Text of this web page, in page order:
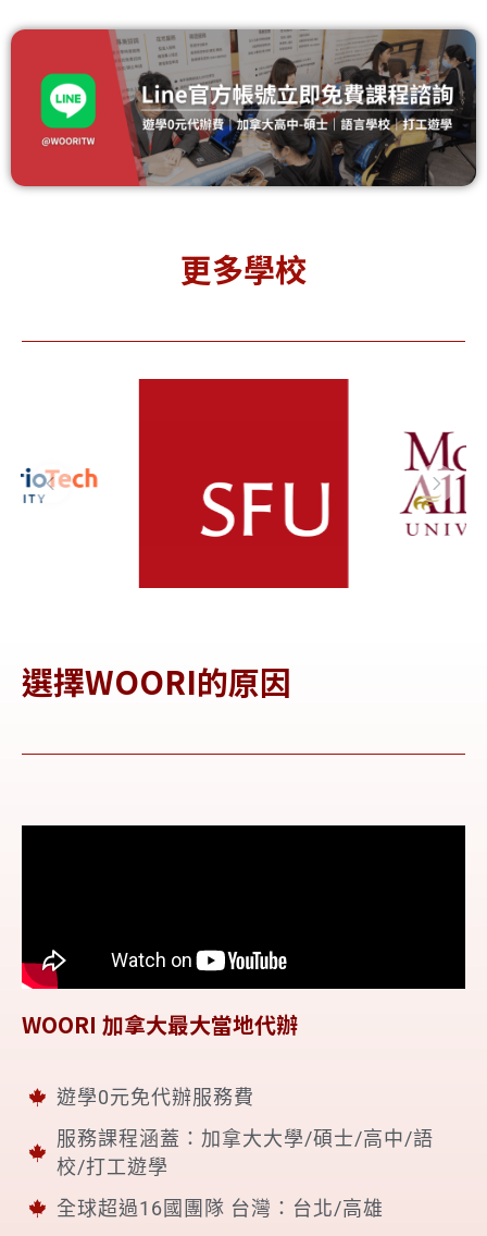
更多學校
Allison
Universit
選擇WOORI的原因
WOORI 加拿大最大當地代辦
遊學0元免代辦服務費
服務課程涵蓋：加拿大大學/碩士/高中/語
校/打工遊學
全球超過16國團隊 台灣：台北/高雄